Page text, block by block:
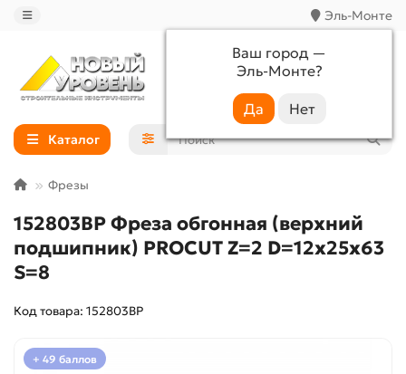
Эль-Монте
Ваш город —
Эль-Монте?
+7 (988) 233-44-52
Каталог
Фрезы
152803BP Фреза обгонная (верхний
подшипник) PROCUT Z=2 D=12x25x63
S=8
Код товара: 152803BP
+ 49 баллов